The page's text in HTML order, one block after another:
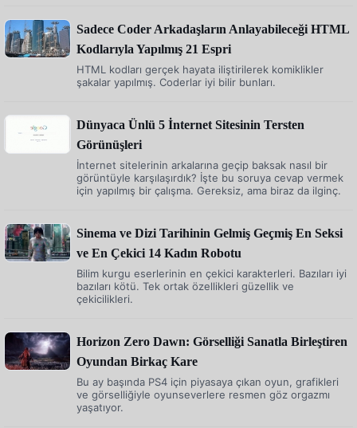
Sadece Coder Arkadaşların Anlayabileceği HTML
Kodlarıyla Yapılmış 21 Espri
HTML kodları gerçek hayata iliştirilerek komiklikler
şakalar yapılmış. Coderlar iyi bilir bunları.
Dünyaca Ünlü 5 İnternet Sitesinin Tersten
Görünüşleri
İnternet sitelerinin arkalarına geçip baksak nasıl bir
görüntüyle karşılaşırdık? İşte bu soruya cevap vermek
için yapılmış bir çalışma. Gereksiz, ama biraz da ilginç.
Sinema ve Dizi Tarihinin Gelmiş Geçmiş En Seksi
ve En Çekici 14 Kadın Robotu
Bilim kurgu eserlerinin en çekici karakterleri. Bazıları iyi
bazıları kötü. Tek ortak özellikleri güzellik ve
çekicilikleri.
Horizon Zero Dawn: Görselliği Sanatla Birleştiren
Oyundan Birkaç Kare
Bu ay başında PS4 için piyasaya çıkan oyun, grafikleri
ve görselliğiyle oyunseverlere resmen göz orgazmı
yaşatıyor.